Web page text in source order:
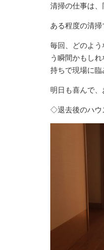
清掃の仕事は、
ある程度の清
毎回、どのよ
う瞬間かもし
持ちで現場に臨
明日も喜んで
◇退去後のハウ